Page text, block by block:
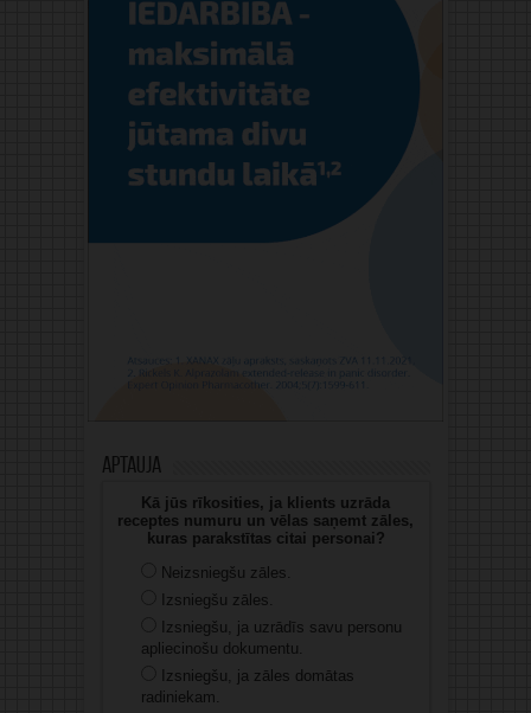
Aptauja
Kā jūs rīkosities, ja klients uzrāda
receptes numuru un vēlas saņemt zāles,
kuras parakstītas citai personai?
Neizsniegšu zāles.
Izsniegšu zāles.
Izsniegšu, ja uzrādīs savu personu
apliecinošu dokumentu.
Izsniegšu, ja zāles domātas
radiniekam.